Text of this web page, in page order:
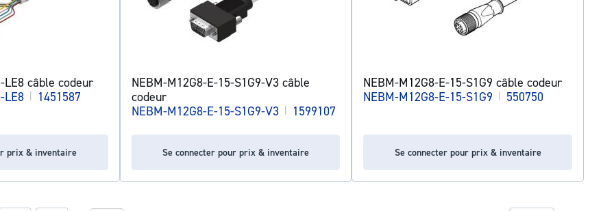
LE8 câble codeur
LE8 | 1451587
prix & inventaire
NEBM-M12G8-E-15-S1G9-V3 câble
codeur
NEBM-M12G8-E-15-S1G9-V3 | 1599107
Se connecter pour prix & inventaire
NEBM-M12G8-E-15-S1G9 câble codeur
NEBM-M12G8-E-15-S1G9 | 550750
Se connecter pour prix & inventaire